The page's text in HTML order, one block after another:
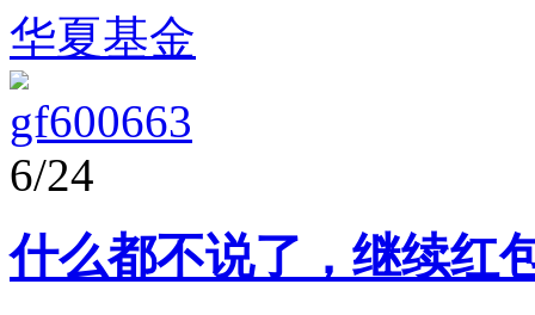
华夏基金
gf600663
6/24
什么都不说了，继续红